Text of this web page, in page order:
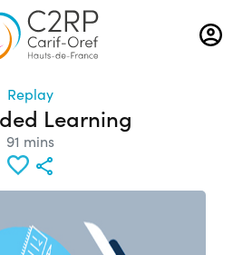
Aller
au
contenu
Replay
Learning
91 mins